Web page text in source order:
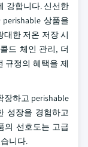
강합니다. 신선한
상품을
대한 저온 저장 시
드 체인 관리, 더
규정의 혜택을 제
장하고 perishable
성장을 경험하고
의 선호도는 고급
니다.